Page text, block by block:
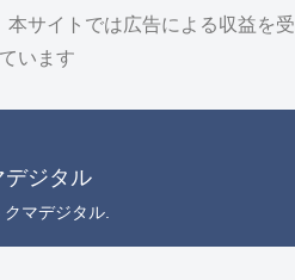
本サイトでは広告による収益を受
います
デジタル
マデジタル.